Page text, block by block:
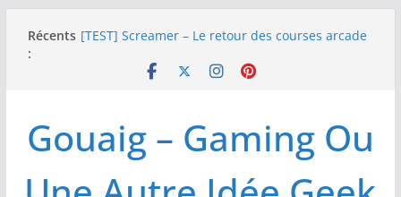
Récents
:
[TEST] Screamer – Le retour des courses arcade
SWITCH 2 : Nouveaux accessoires Turtle Beach X
SNK NEOGEO AES+ : un succès dingue !
NEOGEO AES+ : La légende de l’arcade est de
Gouaig – Gaming Ou